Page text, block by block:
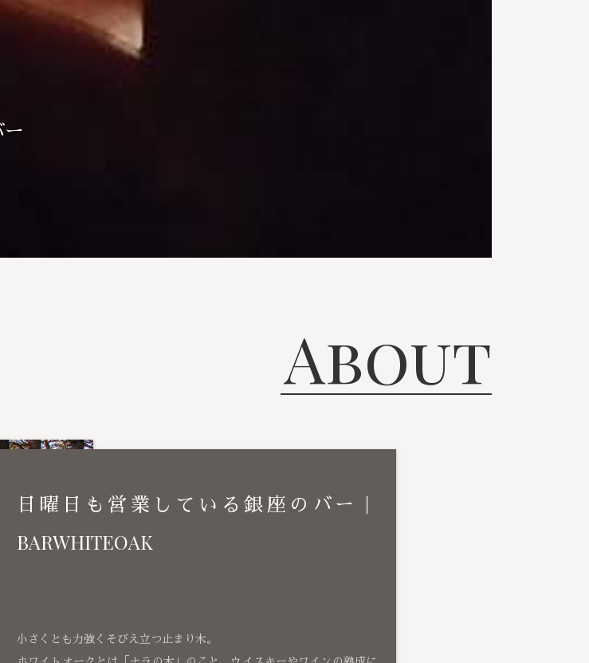
About
日曜日も営業している銀座のバー｜
BARWHITEOAK
小さくとも力強くそびえ立つ止まり木。